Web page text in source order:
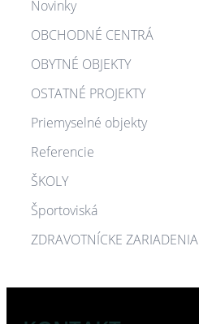
Novinky
OBCHODNÉ CENTRÁ​
OBYTNÉ OBJEKTY​
OSTATNÉ PROJEKTY​
Priemyselné objekty
Referencie
ŠKOLY
Športoviská
ZDRAVOTNÍCKE ZARIADENIA​